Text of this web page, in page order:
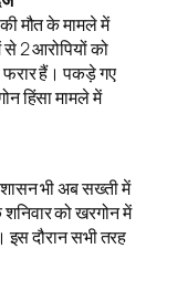
मौत के मामले में
2 आरोपियों को
फरार हैं। पकड़े गए
हिंसा मामले में
भी अब सख्ती में
को खरगोन में
दौरान सभी तरह